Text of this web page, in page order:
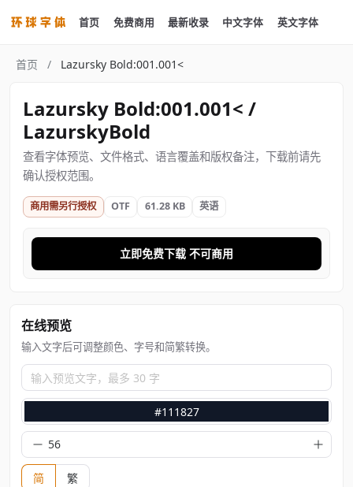
首页 免费商用 最新收录 中文字体 英文字体
首页 / Lazursky Bold:001.001<
Lazursky Bold:001.001< /
LazurskyBold
查看字体预览、文件格式、语言覆盖和版权备注，下载前请先
确认授权范围。
商用需另行授权 OTF 61.28 KB 英语
立即免费下载 不可商用
在线预览
输入文字后可调整颜色、字号和简繁转换。
输入预览文字，最多 30 字
#111827
简 繁